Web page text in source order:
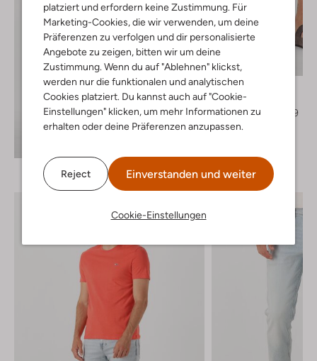
platziert und erfordern keine Zustimmung. Für
Marketing-Cookies, die wir verwenden, um deine
Präferenzen zu verfolgen und dir personalisierte
Angebote zu zeigen, bitten wir um deine
Zustimmung. Wenn du auf "Ablehnen" klickst,
werden nur die funktionalen und analytischen
Cookies platziert. Du kannst auch auf "Cookie-
Einstellungen" klicken, um mehr Informationen zu
erhalten oder deine Präferenzen anzupassen.
Reject Einverstanden und weiter
Cookie-Einstellungen
-30%
Tommy Jeans
Kurze Hose
€ 69,99
€ 48,99